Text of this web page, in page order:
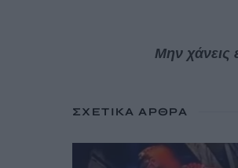
Μην χάνεις
ΣΧΕΤΙΚΆ ΆΡΘΡΑ